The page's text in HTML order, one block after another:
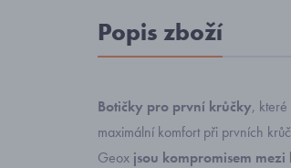
Popis zboží
Botičky pro první krůčky,
maximální komfort při prvních
Geox jsou kompromisem